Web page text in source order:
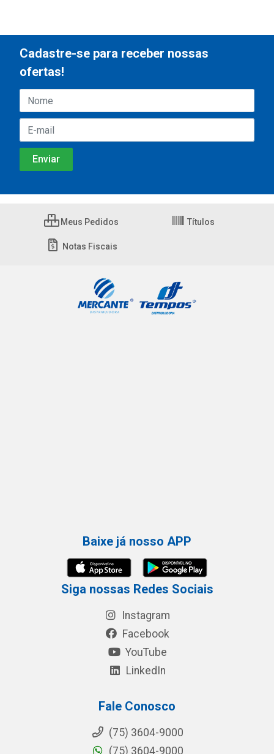
Cadastre-se para receber nossas
ofertas!
Meus Pedidos Títulos
Notas Fiscais
Baixe já nosso APP
Siga nossas Redes Sociais
Instagram
Facebook
YouTube
LinkedIn
Fale Conosco
(75) 3604-9000
(75) 3604-9000